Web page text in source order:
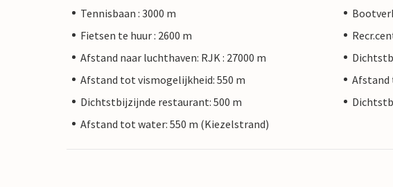
Tennisbaan : 3000 m
Fietsen te huur : 2600 m
Afstand naar luchthaven: RJK : 27000 m
Afstand tot vismogelijkheid: 550 m
Afstand
Dichtstbijzijnde restaurant: 500 m
Afstand tot water: 550 m (Kiezelstrand)